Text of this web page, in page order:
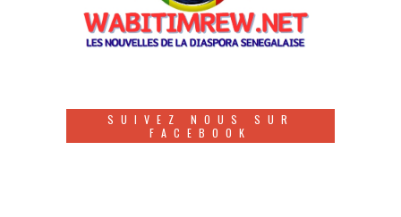
SUIVEZ NOUS SUR
FACEBOOK